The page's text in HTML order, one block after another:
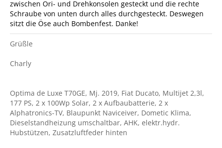
zwischen Ori- und Drehkonsolen gesteckt und die rechte
Schraube von unten durch alles durchgesteckt. Deswegen
sitzt die Öse auch Bombenfest. Danke!
Grüßle
Charly
Optima de Luxe T70GE, Mj. 2019, Fiat Ducato, Multijet 2,3l,
177 PS, 2 x 100Wp Solar, 2 x Aufbaubatterie, 2 x
Alphatronics-TV, Blaupunkt Naviceiver, Dometic Klima,
Dieselstandheizung umschaltbar, AHK, elektr.hydr.
Hubstützen, Zusatzluftfeder hinten